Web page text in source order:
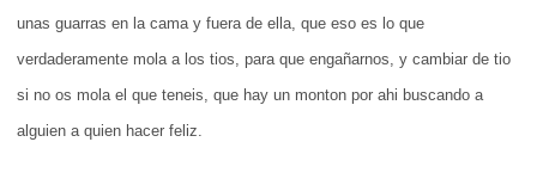
unas guarras en la cama y fuera de ella, que eso es lo que
verdaderamente mola a los tios, para que engañarnos, y cambiar de tio
si no os mola el que teneis, que hay un monton por ahi buscando a
alguien a quien hacer feliz.